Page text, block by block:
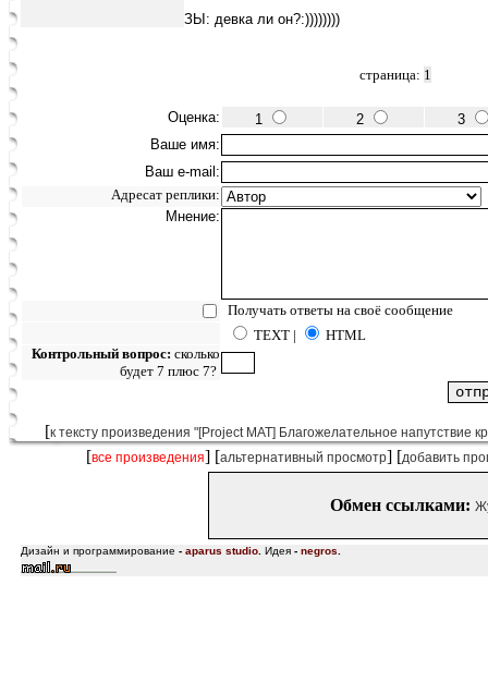
ЗЫ: девка ли он?:))))))))
страница: 1
Оценка: 1 2
3
Ваше имя:
Ваш e-mail:
Адресат реплики:
Мнение:
Получать ответы на своё сообщение
TEXT |
HTML
Контрольный вопрос: сколько
будет 7 плюс 7?
[к тексту произведения "[Project MAT] Благожелательное напутствие
[все произведения] [альтернативный просмотр] [добавить
Обмен ссылками:
Дизайн и программирование - aparus studio Идея - negros